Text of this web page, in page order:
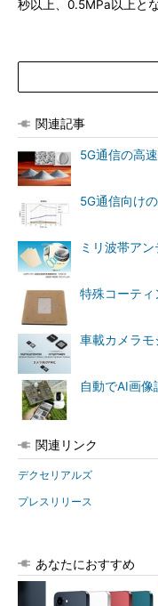
秒以上、0.5MPa以上と
関連記事
5G通信の高
5G通信向け
ミリ波帯ア
特殊コーティ
車載カメラ
自動でAI画
関連リンク
デクセリアルズ
プレスリリース
あなたにおすすめ